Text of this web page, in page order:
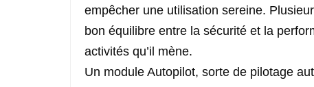
empêcher une utilisation sereine.
bon équilibre entre la sécurité et la
activités qu’il mène.
Un module Autopilot, sorte de pilotage